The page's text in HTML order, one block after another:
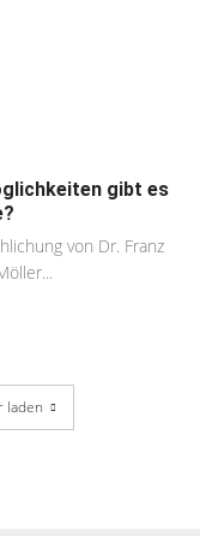
gibt es
von Dr. Franz
laden